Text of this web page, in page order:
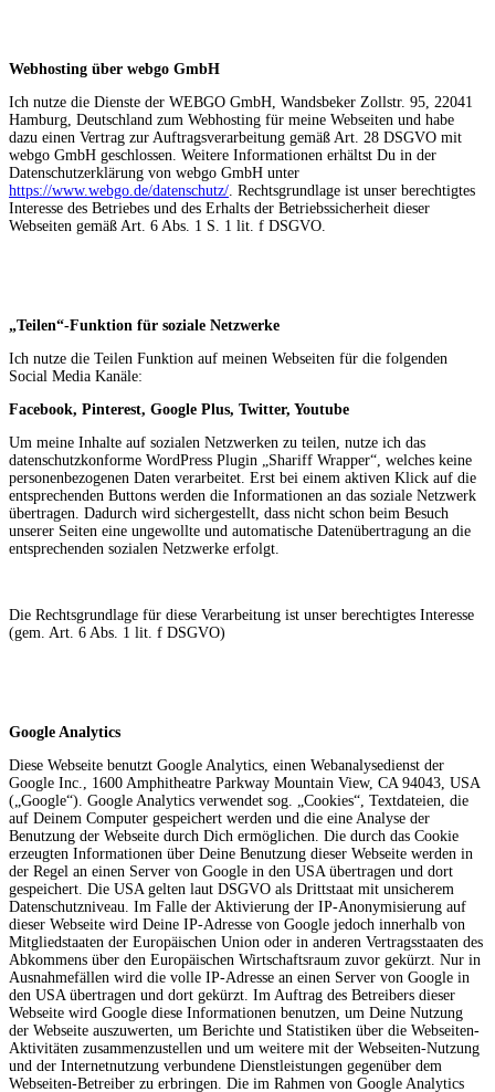
Webhosting über webgo GmbH
Ich nutze die Dienste der WEBGO GmbH, Wandsbeker Zollstr. 95, 22041
Hamburg, Deutschland zum Webhosting für meine Webseiten und habe
dazu einen Vertrag zur Auftragsverarbeitung gemäß Art. 28 DSGVO mit
webgo GmbH geschlossen. Weitere Informationen erhältst Du in der
Datenschutzerklärung von webgo GmbH unter
https://www.webgo.de/datenschutz/ . Rechtsgrundlage ist unser berechtigtes
Interesse des Betriebes und des Erhalts der Betriebssicherheit dieser
Webseiten gemäß Art. 6 Abs. 1 S. 1 lit. f DSGVO.
„Teilen“-Funktion für soziale Netzwerke
Ich nutze die Teilen Funktion auf meinen Webseiten für die folgenden
Social Media Kanäle:
Facebook, Pinterest, Google Plus, Twitter, Youtube
Um meine Inhalte auf sozialen Netzwerken zu teilen, nutze ich das
datenschutzkonforme WordPress Plugin „Shariff Wrapper“, welches keine
personenbezogenen Daten verarbeitet. Erst bei einem aktiven Klick auf die
entsprechenden Buttons werden die Informationen an das soziale Netzwerk
übertragen. Dadurch wird sichergestellt, dass nicht schon beim Besuch
unserer Seiten eine ungewollte und automatische Datenübertragung an die
entsprechenden sozialen Netzwerke erfolgt.
Die Rechtsgrundlage für diese Verarbeitung ist unser berechtigtes Interesse
(gem. Art. 6 Abs. 1 lit. f DSGVO)
Google Analytics
Diese Webseite benutzt Google Analytics, einen Webanalysedienst der
Google Inc., 1600 Amphitheatre Parkway Mountain View, CA 94043, USA
(„Google“). Google Analytics verwendet sog. „Cookies“, Textdateien, die
auf Deinem Computer gespeichert werden und die eine Analyse der
Benutzung der Webseite durch Dich ermöglichen. Die durch das Cookie
erzeugten Informationen über Deine Benutzung dieser Webseite werden in
der Regel an einen Server von Google in den USA übertragen und dort
gespeichert. Die USA gelten laut DSGVO als Drittstaat mit unsicherem
Datenschutzniveau. Im Falle der Aktivierung der IP-Anonymisierung auf
dieser Webseite wird Deine IP-Adresse von Google jedoch innerhalb von
Mitgliedstaaten der Europäischen Union oder in anderen Vertragsstaaten des
Abkommens über den Europäischen Wirtschaftsraum zuvor gekürzt. Nur in
Ausnahmefällen wird die volle IP-Adresse an einen Server von Google in
den USA übertragen und dort gekürzt. Im Auftrag des Betreibers dieser
Webseite wird Google diese Informationen benutzen, um Deine Nutzung
der Webseite auszuwerten, um Berichte und Statistiken über die Webseiten-
Aktivitäten zusammenzustellen und um weitere mit der Webseiten-Nutzung
und der Internetnutzung verbundene Dienstleistungen gegenüber dem
Webseiten-Betreiber zu erbringen. Die im Rahmen von Google Analytics